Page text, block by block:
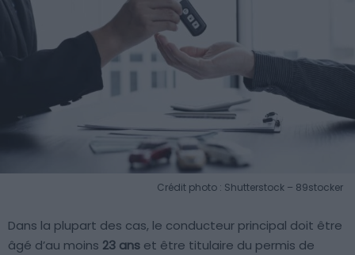
Crédit photo : Shutterstock – 89stocker
Dans la plupart des cas, le conducteur principal doit être
âgé d’au moins 23 ans et être titulaire du permis de